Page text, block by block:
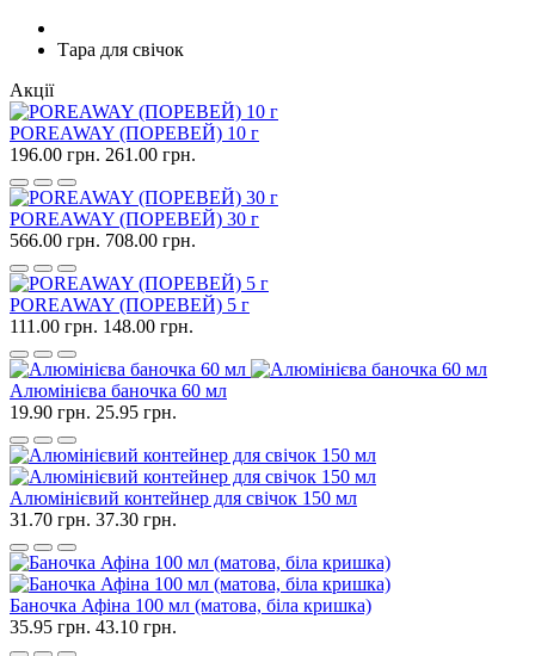
Тара для свічок
Акції
POREAWAY (ПОРЕВЕЙ) 10 г
196.00 грн. 261.00 грн.
POREAWAY (ПОРЕВЕЙ) 30 г
566.00 грн. 708.00 грн.
POREAWAY (ПОРЕВЕЙ) 5 г
111.00 грн. 148.00 грн.
Алюмінієва баночка 60 мл
19.90 грн. 25.95 грн.
Алюмінієвий контейнер для свічок 150 мл
31.70 грн. 37.30 грн.
Баночка Афіна 100 мл (матова, біла кришка)
35.95 грн. 43.10 грн.